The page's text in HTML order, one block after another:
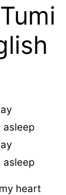
asleep
asleep
heart